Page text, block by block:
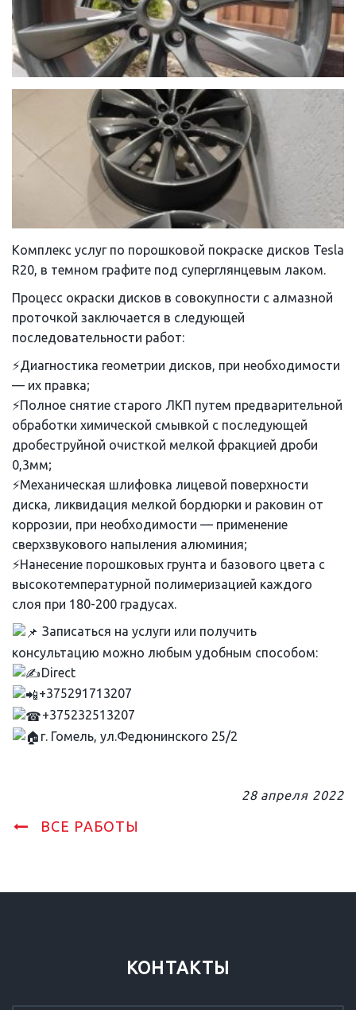
Комплекс услуг по порошковой покраске дисков Tesla
R20, в темном графите под суперглянцевым лаком.
Процесс окраски дисков в совокупности с алмазной
проточкой заключается в следующей
последовательности работ:
⚡Диагностика геометрии дисков, при необходимости
— их правка;
⚡Полное снятие старого ЛКП путем предварительной
обработки химической смывкой с последующей
дробеструйной очисткой мелкой фракцией дроби
0,3мм;
⚡Механическая шлифовка лицевой поверхности
диска, ликвидация мелкой бордюрки и раковин от
коррозии, при необходимости — применение
сверхзвукового напыления алюминия;
⚡Нанесение порошковых грунта и базового цвета с
высокотемпературной полимеризацией каждого
слоя при 180-200 градусах.
Записаться на услуги или получить
консультацию можно любым удобным способом:
Direct
+375291713207
+375232513207
г. Гомель, ул.Федюнинского 25/2
28 апреля 2022
ВСЕ РАБОТЫ
КОНТАКТЫ